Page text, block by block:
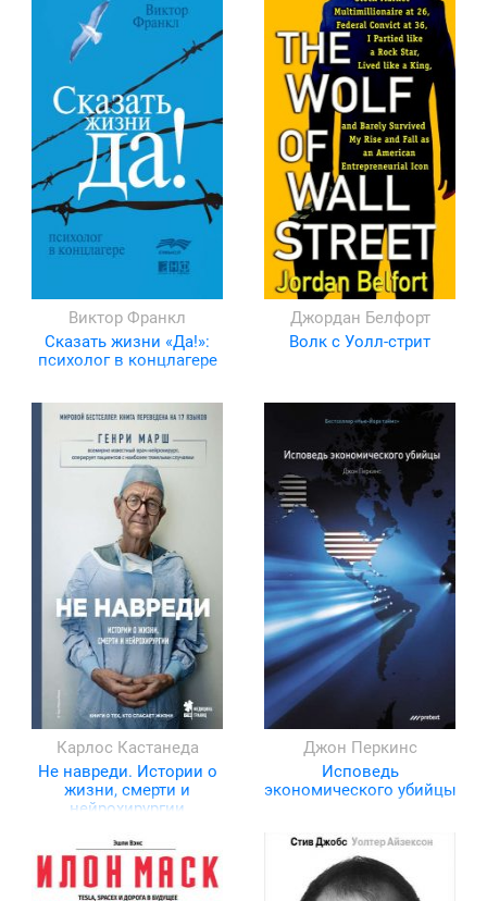
Виктор Франкл
Сказать жизни «Да!»:
психолог в концлагере
Джордан Белфорт
Волк с Уолл-стрит
Карлос Кастанеда
Не навреди. Истории о
жизни, смерти и
нейрохирургии
Джон Перкинс
Исповедь
экономического убийцы